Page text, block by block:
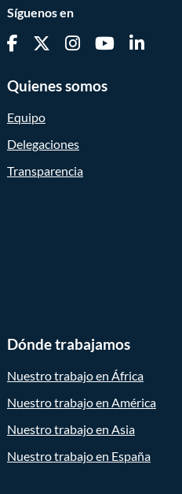
Síguenos en
Quienes somos
Equipo
Delegaciones
Transparencia
Dónde trabajamos
Nuestro trabajo en África
Nuestro trabajo en América
Nuestro trabajo en Asia
Nuestro trabajo en España